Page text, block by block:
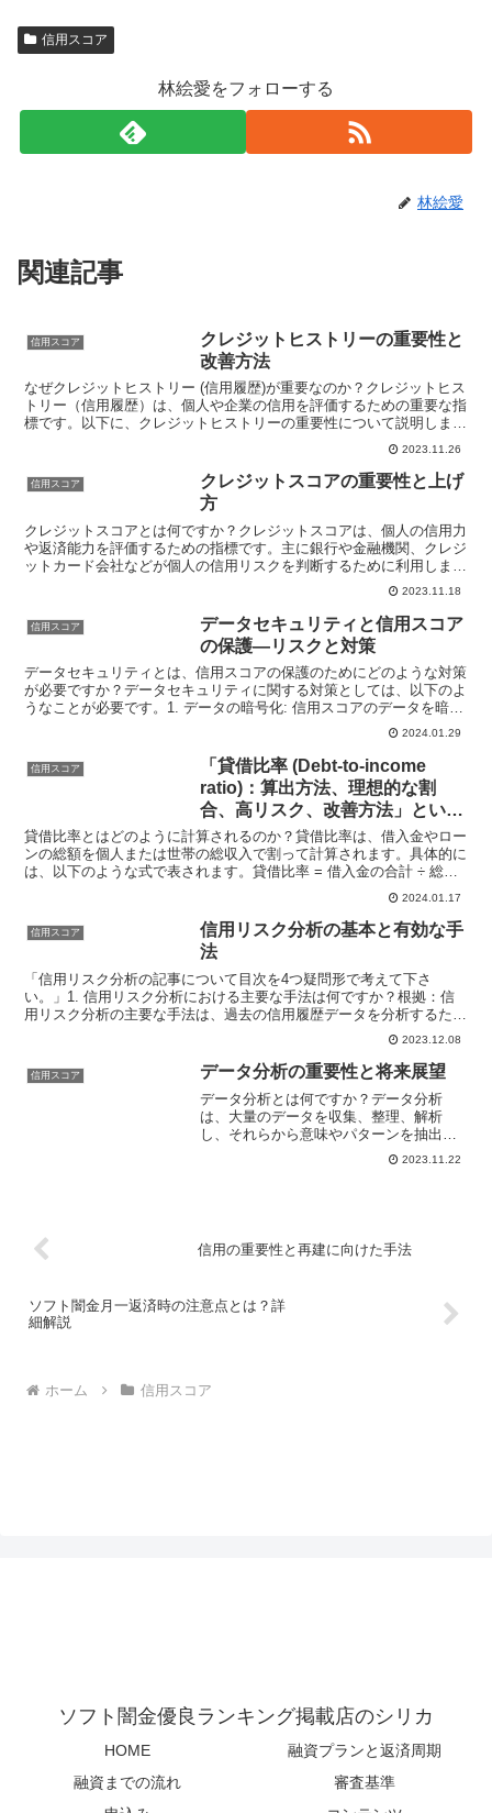
信用スコア
林絵愛をフォローする
林絵愛
関連記事
信用スコア
クレジットヒストリーの重要性と
改善方法
なぜクレジットヒストリー (信用履歴)が重要なのか？クレジットヒス
トリー（信用履歴）は、個人や企業の信用を評価するための重要な指
標です。以下に、クレジットヒストリーの重要性について説明しま
2023.11.26
信用スコア
クレジットスコアの重要性と上げ
方
クレジットスコアとは何ですか？クレジットスコアは、個人の信用力
や返済能力を評価するための指標です。主に銀行や金融機関、クレジ
ットカード会社などが個人の信用リスクを判断するために利用しま
す。クレジットスコアは、個人の返済履歴、クレジットカード...2023.11.18
信用スコア
データセキュリティと信用スコア
の保護―リスクと対策
データセキュリティとは、信用スコアの保護のためにどのような対策
が必要ですか？データセキュリティに関する対策としては、以下のよ
うなことが必要です。1. データの暗号化: 信用スコアのデータを暗号
2024.01.29
信用スコア
「貸借比率 (Debt-to-income
ratio)：算出方法、理想的な割
合、高リスク、改善方法」という
タイトルが考えられます。
貸借比率とはどのように計算されるのか？貸借比率は、借入金やロー
ンの総額を個人または世帯の総収入で割って計算されます。具体的に
は、以下のような式で表されます。貸借比率 = 借入金の合計 ÷ 総収
2024.01.17
信用スコア
信用リスク分析の基本と有効な手
法
「信用リスク分析の記事について目次を4つ疑問形で考えて下さ
い。」1. 信用リスク分析における主要な手法は何ですか？根拠：信
用リスク分析の主要な手法は、過去の信用履歴データを分析するため
の統計的手法や、ソーシャルメディアなどのオンラインデータ...2023.12.08
信用スコア データ分析の重要性と将来展望
データ分析とは何ですか？データ分析
は、大量のデータを収集、整理、解析
し、それらから意味やパターンを抽出す
るプロセスです。目的は、データから価
値ある情報やインサイトを得て、貴重な
2023.11.22
信用の重要性と再建に向けた手法
ソフト闇金月一返済時の注意点とは？詳
細解説
ホーム 信用スコア
ソフト闇金優良ランキング掲載店のシリカ
HOME
融資プランと返済周期
融資までの流れ
審査基準